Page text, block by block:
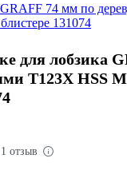
74 мм по
131074
для лобзика
T123X HSS
1 отзыв